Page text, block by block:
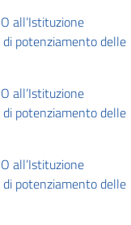
all’Istituzione
di potenziamento delle
all’Istituzione
di potenziamento delle
all’Istituzione
di potenziamento delle